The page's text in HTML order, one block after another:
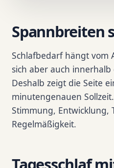
Spannbreiten
Schlafbedarf hängt vom
sich aber auch
Deshalb zeigt die Seite
minutengenauen
Stimmung, Entwicklung,
Regelmäßigkeit.
Tagesschlaf